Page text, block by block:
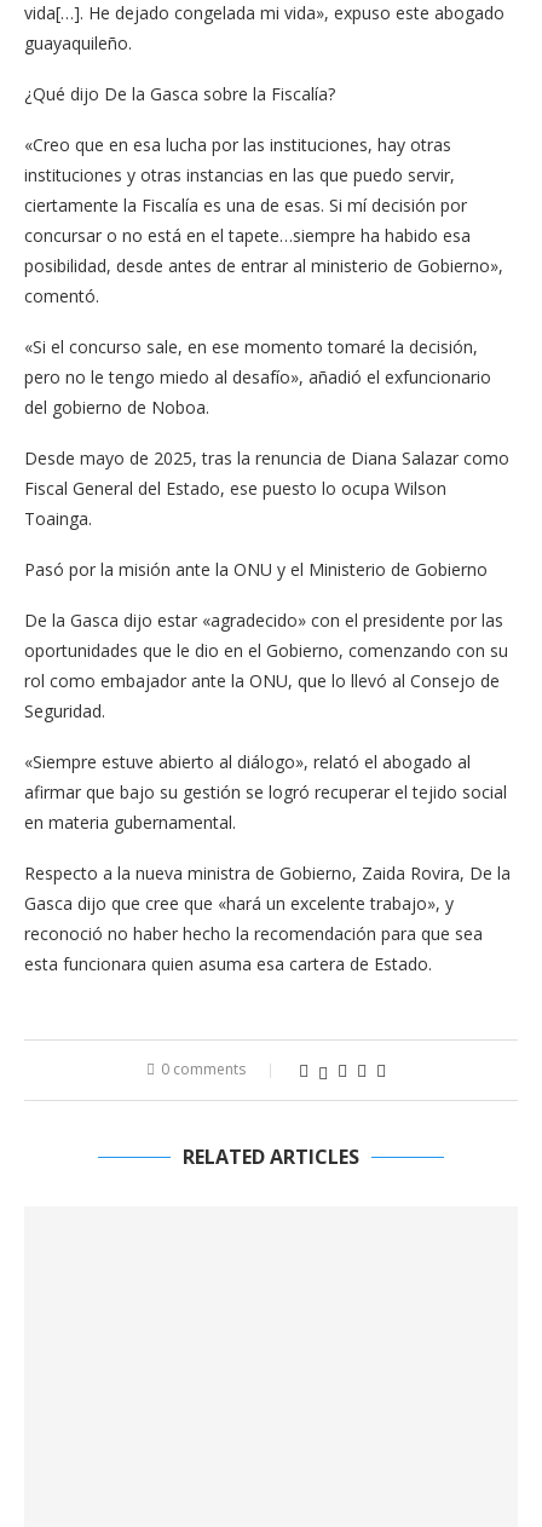
vida[…]. He dejado congelada mi vida», expuso este abogado
guayaquileño.
¿Qué dijo De la Gasca sobre la Fiscalía?
«Creo que en esa lucha por las instituciones, hay otras
instituciones y otras instancias en las que puedo servir,
ciertamente la Fiscalía es una de esas. Si mí decisión por
concursar o no está en el tapete…siempre ha habido esa
posibilidad, desde antes de entrar al ministerio de Gobierno»,
comentó.
«Si el concurso sale, en ese momento tomaré la decisión,
pero no le tengo miedo al desafío», añadió el exfuncionario
del gobierno de Noboa.
Desde mayo de 2025, tras la renuncia de Diana Salazar como
Fiscal General del Estado, ese puesto lo ocupa Wilson
Toainga.
Pasó por la misión ante la ONU y el Ministerio de Gobierno
De la Gasca dijo estar «agradecido» con el presidente por las
oportunidades que le dio en el Gobierno, comenzando con su
rol como embajador ante la ONU, que lo llevó al Consejo de
Seguridad.
«Siempre estuve abierto al diálogo», relató el abogado al
afirmar que bajo su gestión se logró recuperar el tejido social
en materia gubernamental.
Respecto a la nueva ministra de Gobierno, Zaida Rovira, De la
Gasca dijo que cree que «hará un excelente trabajo», y
reconoció no haber hecho la recomendación para que sea
esta funcionara quien asuma esa cartera de Estado.
0 comments
RELATED ARTICLES